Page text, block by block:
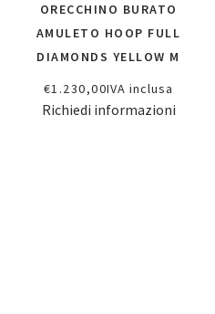
ORECCHINO BURATO
AMULETO HOOP FULL
DIAMONDS YELLOW M
€1.230,00IVA inclusa
Richiedi informazioni